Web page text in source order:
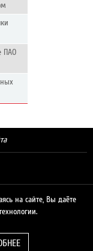
ПАО
на сайте, Вы даёте